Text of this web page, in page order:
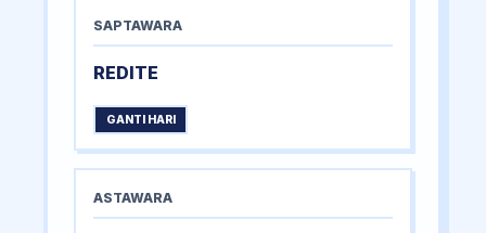
SAPTAWARA
REDITE
GANTI HARI
ASTAWARA